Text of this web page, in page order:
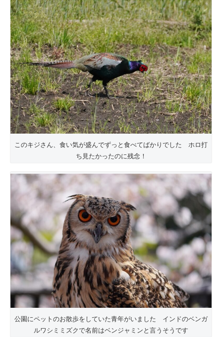
このキジさん、食い気が盛んでずっと食べてばかりでした ホロ打
ち見たかったのに残念！
公園にペットのお散歩をしていた青年がいました インドのベンガ
ルワシミミズクで名前はベンジャミンと言うそうです